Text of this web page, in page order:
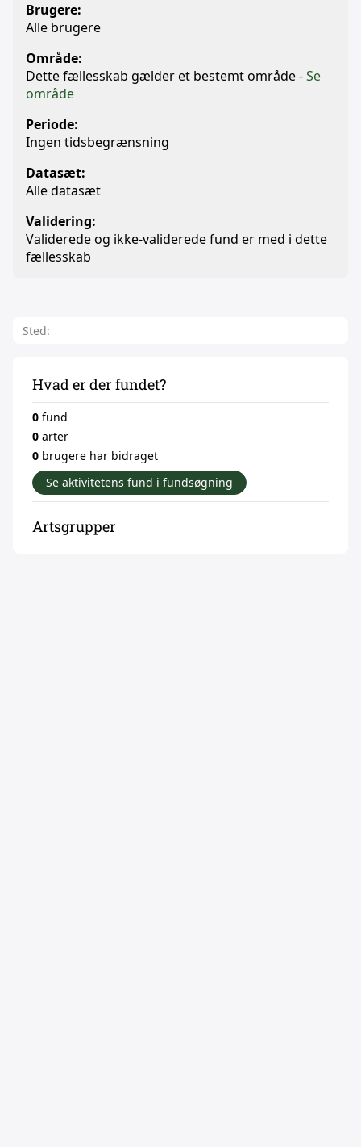
Brugere:
Alle brugere
Område:
Dette fællesskab gælder et bestemt område -Se
område
Periode:
Ingen tidsbegrænsning
Datasæt:
Alle datasæt
Validering:
Validerede og ikke-validerede fund er med i dette
fællesskab
Sted:
Hvad er der fundet?
0 fund
0 arter
0 brugere har bidraget
Se aktivitetens fund i fundsøgning
Artsgrupper